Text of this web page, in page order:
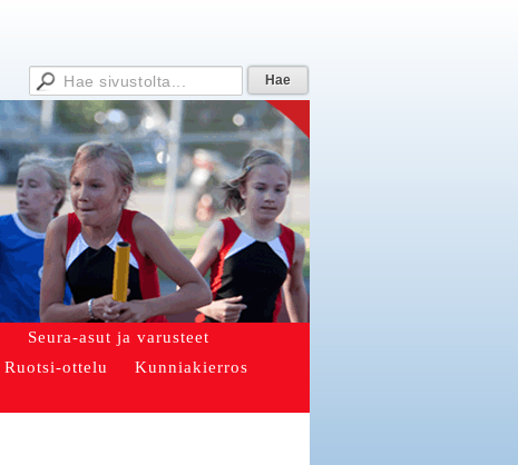
Seura-asut ja varusteet
Ruotsi-ottelu
Kunniakierros